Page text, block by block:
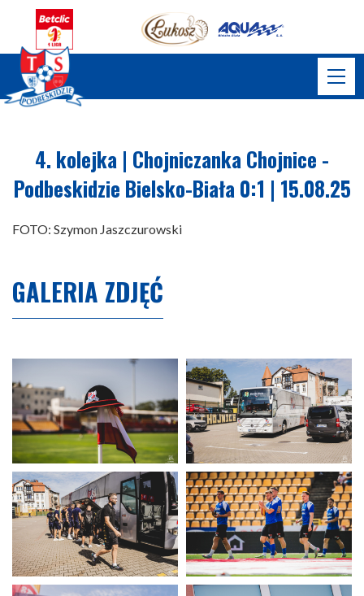
4. kolejka | Chojniczanka Chojnice -
Podbeskidzie Bielsko-Biała 0:1 | 15.08.25
FOTO: Szymon Jaszczurowski
GALERIA ZDJĘĆ